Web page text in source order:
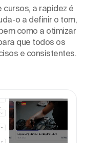
cursos, a rapidez é
o a definir o tom,
como a otimizar
que todos os
e consistentes.